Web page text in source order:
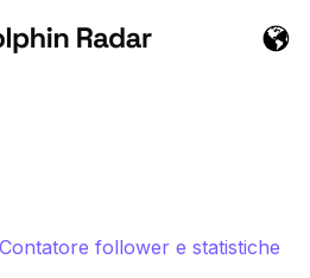
follower e statistiche